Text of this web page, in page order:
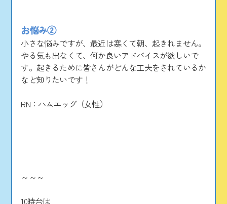
お悩み②
小さな悩みですが、最近は寒くて朝、起きれません。
やる気も出なくて、何か良いアドバイスが欲しいで
す。起きるために皆さんがどんな工夫をされているか
など知りたいです！
RN：ハムエッグ（女性）
～～～
10時台は